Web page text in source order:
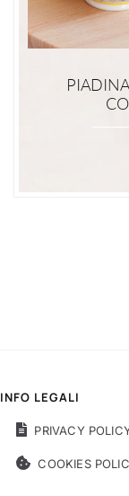
INFO LEGALI
PRIVACY
COOKIES